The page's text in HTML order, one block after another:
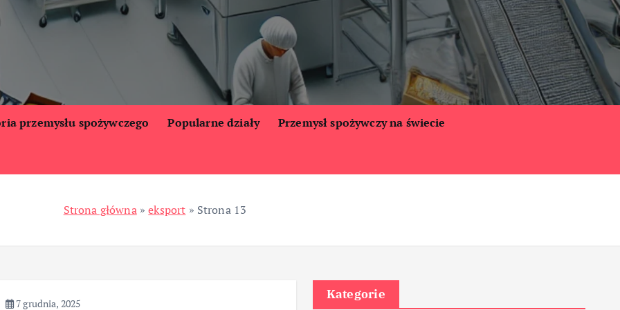
przemysłu spożywczego Popularne działy Przemysł spożywczy na świecie
Strona główna»eksport » Strona 13
7 grudnia, 2025
Kategorie